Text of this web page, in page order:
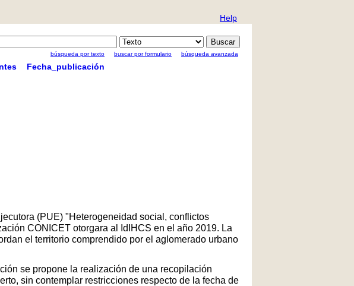
Help
búsqueda por texto buscar por formulario búsqueda avanzada
Fecha_publicación
(PUE) "Heterogeneidad social, conflictos
CONICET otorgara al IdIHCS en el año 2019. La
el territorio comprendido por el aglomerado urbano
se propone la realización de una recopilación
sin contemplar restricciones respecto de la fecha de